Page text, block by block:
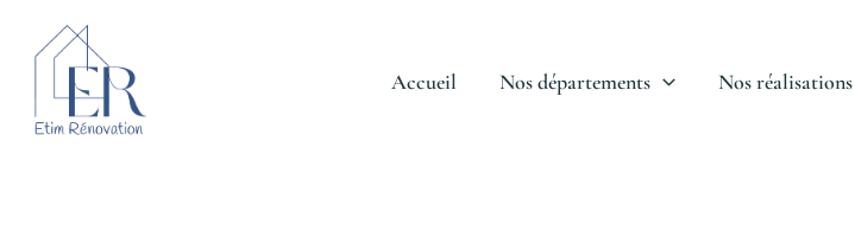
contenu
Accueil Nos départements Nos réalisations